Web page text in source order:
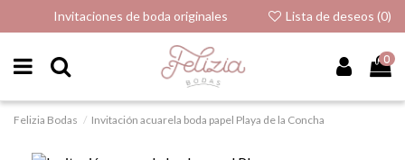
Invitaciones de boda originales Lista de deseos (0)
0
Felizia Bodas Invitación acuarela boda papel Playa de la Concha